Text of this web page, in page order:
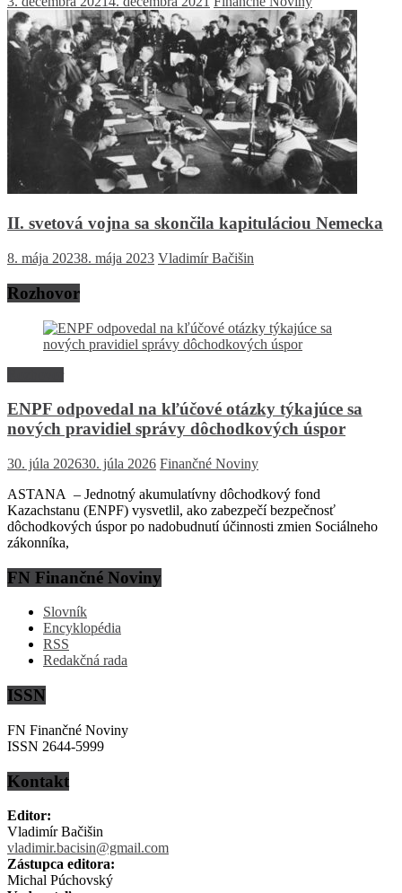
II. svetová vojna sa skončila kapituláciou Nemecka
8. mája 20238. mája 2023 Vladimír Bačišin
Rozhovor
ENPF odpovedal na kľúčové otázky týkajúce sa
nových pravidiel správy dôchodkových úspor
30. júla 202630. júla 2026 Finančné Noviny
ASTANA – Jednotný akumulatívny dôchodkový fond
Kazachstanu (ENPF) vysvetlil, ako zabezpečí bezpečnosť
dôchodkových úspor po nadobudnutí účinnosti zmien Sociálneho
zákonníka,
FN Finančné Noviny
Slovník
Encyklopédia
RSS
Redakčná rada
ISSN
FN Finančné Noviny
ISSN 2644-5999
Kontakt
Editor:
Vladimír Bačišin
vladimir.bacisin@gmail.com
Zástupca editora:
Michal Púchovský